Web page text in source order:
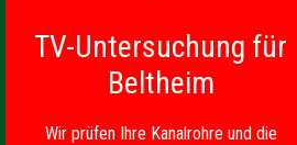
TV-Untersuchung für
Beltheim
Wir prüfen Ihre Kanalrohre und die